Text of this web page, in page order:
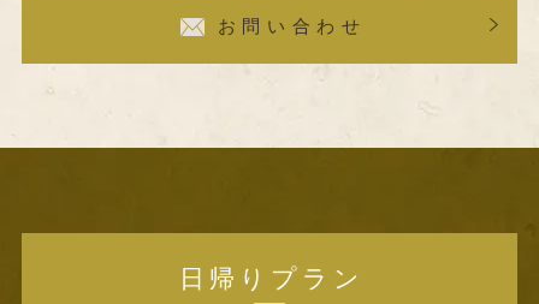
お問い合わせ
日帰りプラン